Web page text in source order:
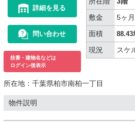
詳細を見る
問い合わせ
枝番・建物名などは
ログイン後表示
敷金
5ヶ月
面積
88.43
現況 スケ
所在地： 千葉県柏市南柏一丁目
物件説明